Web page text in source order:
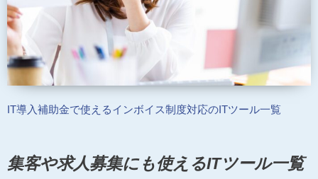
IT導入補助金で使えるインボイス制度対応のITツール一覧
集客や求人募集にも使えるITツール一覧